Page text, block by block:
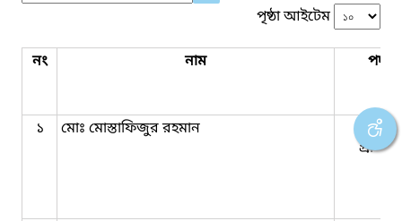
পৃষ্ঠা আইটেম
নং নাম পদবি
১ মোঃ মোস্তাফিজুর রহমান